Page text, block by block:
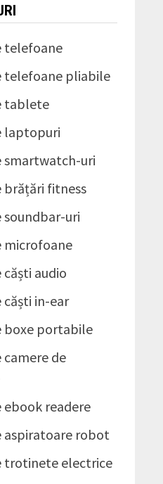
telefoane
telefoane pliabile
tablete
laptopuri
smartwatch-uri
brățări fitness
soundbar-uri
microfoane
căști audio
căști in-ear
boxe portabile
camere de
ebook readere
aspiratoare robot
trotinete electrice